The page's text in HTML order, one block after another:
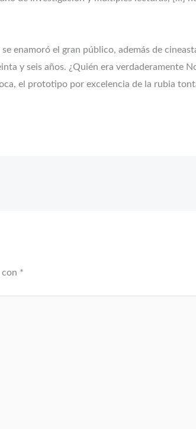
enamoró el gran público, además de
y seis años. ¿Quién era verdaderamente
el prototipo por excelencia de la rubia
con *